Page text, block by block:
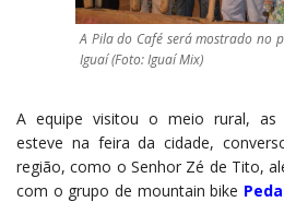
A Pila do Café será mostrado no
Iguaí (Foto: Iguaí Mix)
A equipe visitou o meio rural, as
esteve na feira da cidade,
região, como o Senhor Zé de Tito,
com o grupo de mountain bike